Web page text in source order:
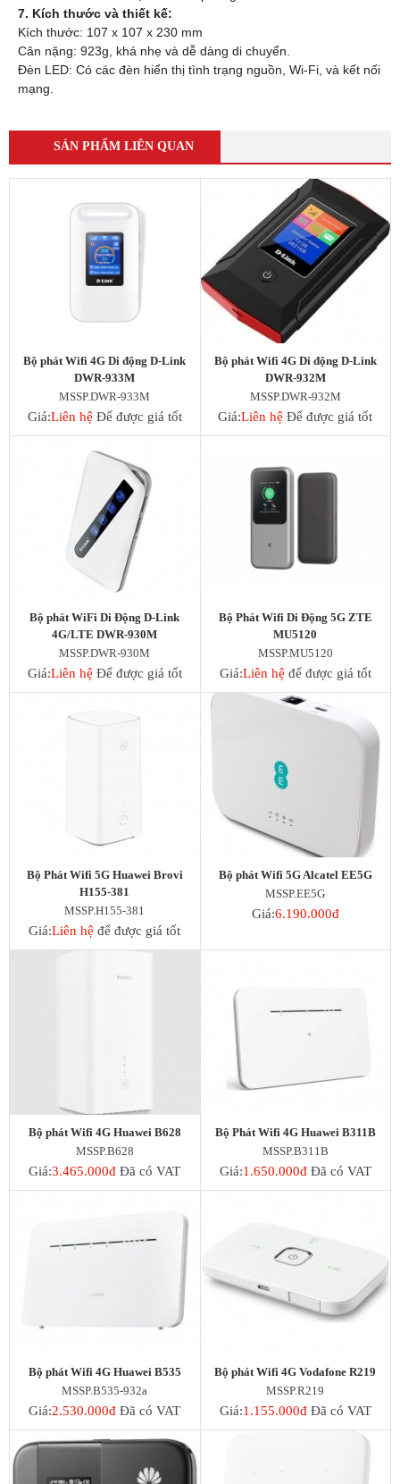
7. Kích thước và thiết kế:
Kích thước: 107 x 107 x 230 mm
Cân nặng: 923g, khá nhẹ và dễ dàng di chuyển.
Đèn LED: Có các đèn hiển thị tình trạng nguồn, Wi-Fi, và kết nối
mạng.
SẢN PHẨM LIÊN QUAN
Bộ phát Wifi 4G Di động D-Link
DWR-933M
MSSP.DWR-933M
Giá:Liên hệ Để được giá tốt
Bộ phát Wifi 4G Di động D-Link
DWR-932M
MSSP.DWR-932M
Giá:Liên hệ Để được giá tốt
Bộ phát WiFi Di Động D-Link
4G/LTE DWR-930M
MSSP.DWR-930M
Giá:Liên hệ Để được giá tốt
Bộ Phát Wifi Di Động 5G ZTE
MU5120
MSSP.MU5120
Giá:Liên hệ để được giá tốt
Bộ Phát Wifi 5G Huawei Brovi
H155-381
MSSP.H155-381
Giá:Liên hệ để được giá tốt
Bộ phát Wifi 5G Alcatel EE5G
MSSP.EE5G
Giá:6.190.000đ
Bộ phát Wifi 4G Huawei B628
MSSP.B628
Giá:3.465.000đ Đã có VAT
Bộ Phát Wifi 4G Huawei B311B
MSSP.B311B
Giá:1.650.000đĐã có VAT
Bộ phát Wifi 4G Huawei B535
MSSP.B535-932a
Giá:2.530.000đ Đã có VAT
Bộ phát Wifi 4G Vodafone R219
MSSP.R219
Giá:1.155.000đĐã có VAT